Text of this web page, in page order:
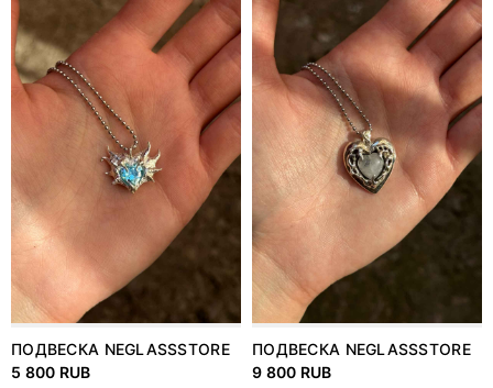
ПОДВЕСКА NEGLASSSTORE
5 800 RUB
ПОДВЕСКА NEGLASSSTORE
9 800 RUB